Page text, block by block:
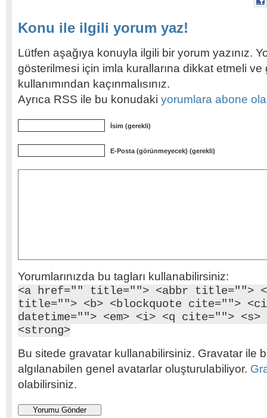
Konu ile ilgili yorum yaz!
Lütfen aşağıya konuyla ilgili bir yorum yazınız.
gösterilmesi için imla kurallarına dikkat etmeli
kullanımından kaçınmalısınız.
Ayrıca RSS ile bu konudaki yorumlara abone
İsim (gerekli)
E-Posta (görünmeyecek) (gerekli)
Yorumlarınızda bu tagları kullanabilirsiniz:
<a href="" title=""> <abbr title="">
title=""> <b> <blockquote cite="">
datetime=""> <em> <i> <q cite="">
<strong>
Bu sitede gravatar kullanabilirsiniz. Gravatar ile
algılanabilen genel avatarlar oluşturulabiliyor.
olabilirsiniz.